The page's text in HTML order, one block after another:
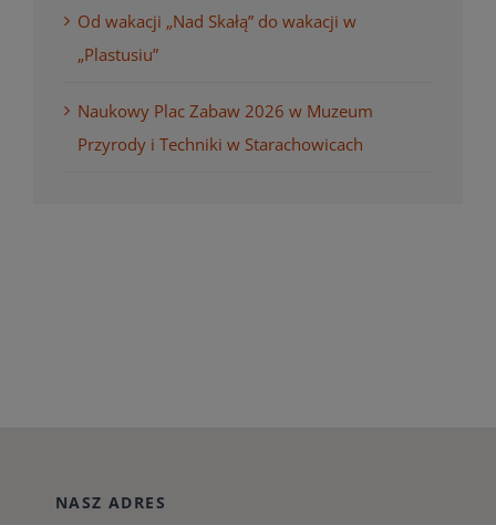
Od wakacji „Nad Skałą” do wakacji w
„Plastusiu”
Naukowy Plac Zabaw 2026 w Muzeum
Przyrody i Techniki w Starachowicach
NASZ ADRES